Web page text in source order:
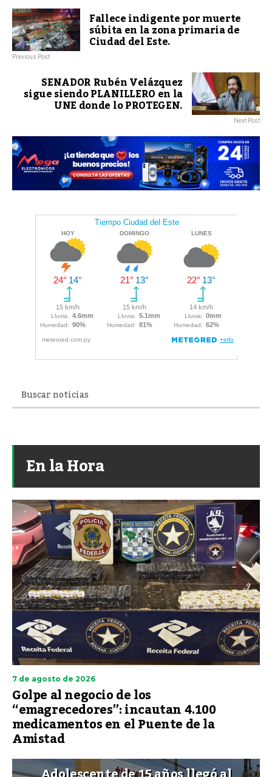
Fallece indigente por muerte
súbita en la zona primaria de
Ciudad del Este.
Previous Post
SENADOR Rubén Velázquez
sigue siendo PLANILLERO en la
UNE donde lo PROTEGEN.
Next Post
En la Hora
7 de agosto de 2026
Golpe al negocio de los
“emagrecedores”: incautan 4.100
medicamentos en el Puente de la
Amistad